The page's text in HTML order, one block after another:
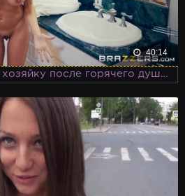
40:14
Квартирант чпокает хозяйку после горячего душа, где молодчик поглядывал за дамочкой